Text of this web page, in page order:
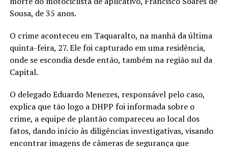
Sousa, de 35 anos.
O crime aconteceu em Taquaralto, na manhã da última
quinta-feira, 27. Ele foi capturado em uma residência,
onde se escondia desde então, também na região sul da
Capital.
O delegado Eduardo Menezes, responsável pelo caso,
explica que tão logo a DHPP foi informada sobre o
crime, a equipe de plantão compareceu ao local dos
fatos, dando início às diligências investigativas, visando
encontrar imagens de câmeras de segurança que